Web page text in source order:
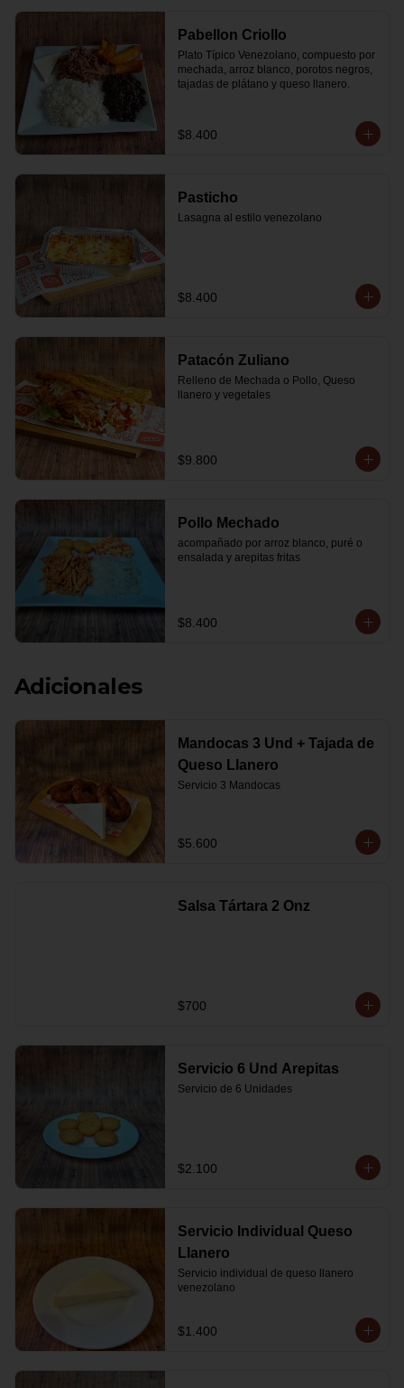
Pabellon Criollo
Plato Típico Venezolano, compuesto por
mechada, arroz blanco, porotos negros,
tajadas de plátano y queso llanero.
$8.400
Pasticho
Lasagna al estilo venezolano
$8.400
Patacón Zuliano
Relleno de Mechada o Pollo, Queso
llanero y vegetales
$9.800
Pollo Mechado
acompañado por arroz blanco, puré o
ensalada y arepitas fritas
$8.400
Adicionales
Mandocas 3 Und + Tajada de
Queso Llanero
Servicio 3 Mandocas
$5.600
Salsa Tártara 2 Onz
$700
Servicio 6 Und Arepitas
Servicio de 6 Unidades
$2.100
Servicio Individual Queso
Llanero
Servicio individual de queso llanero
venezolano
$1.400